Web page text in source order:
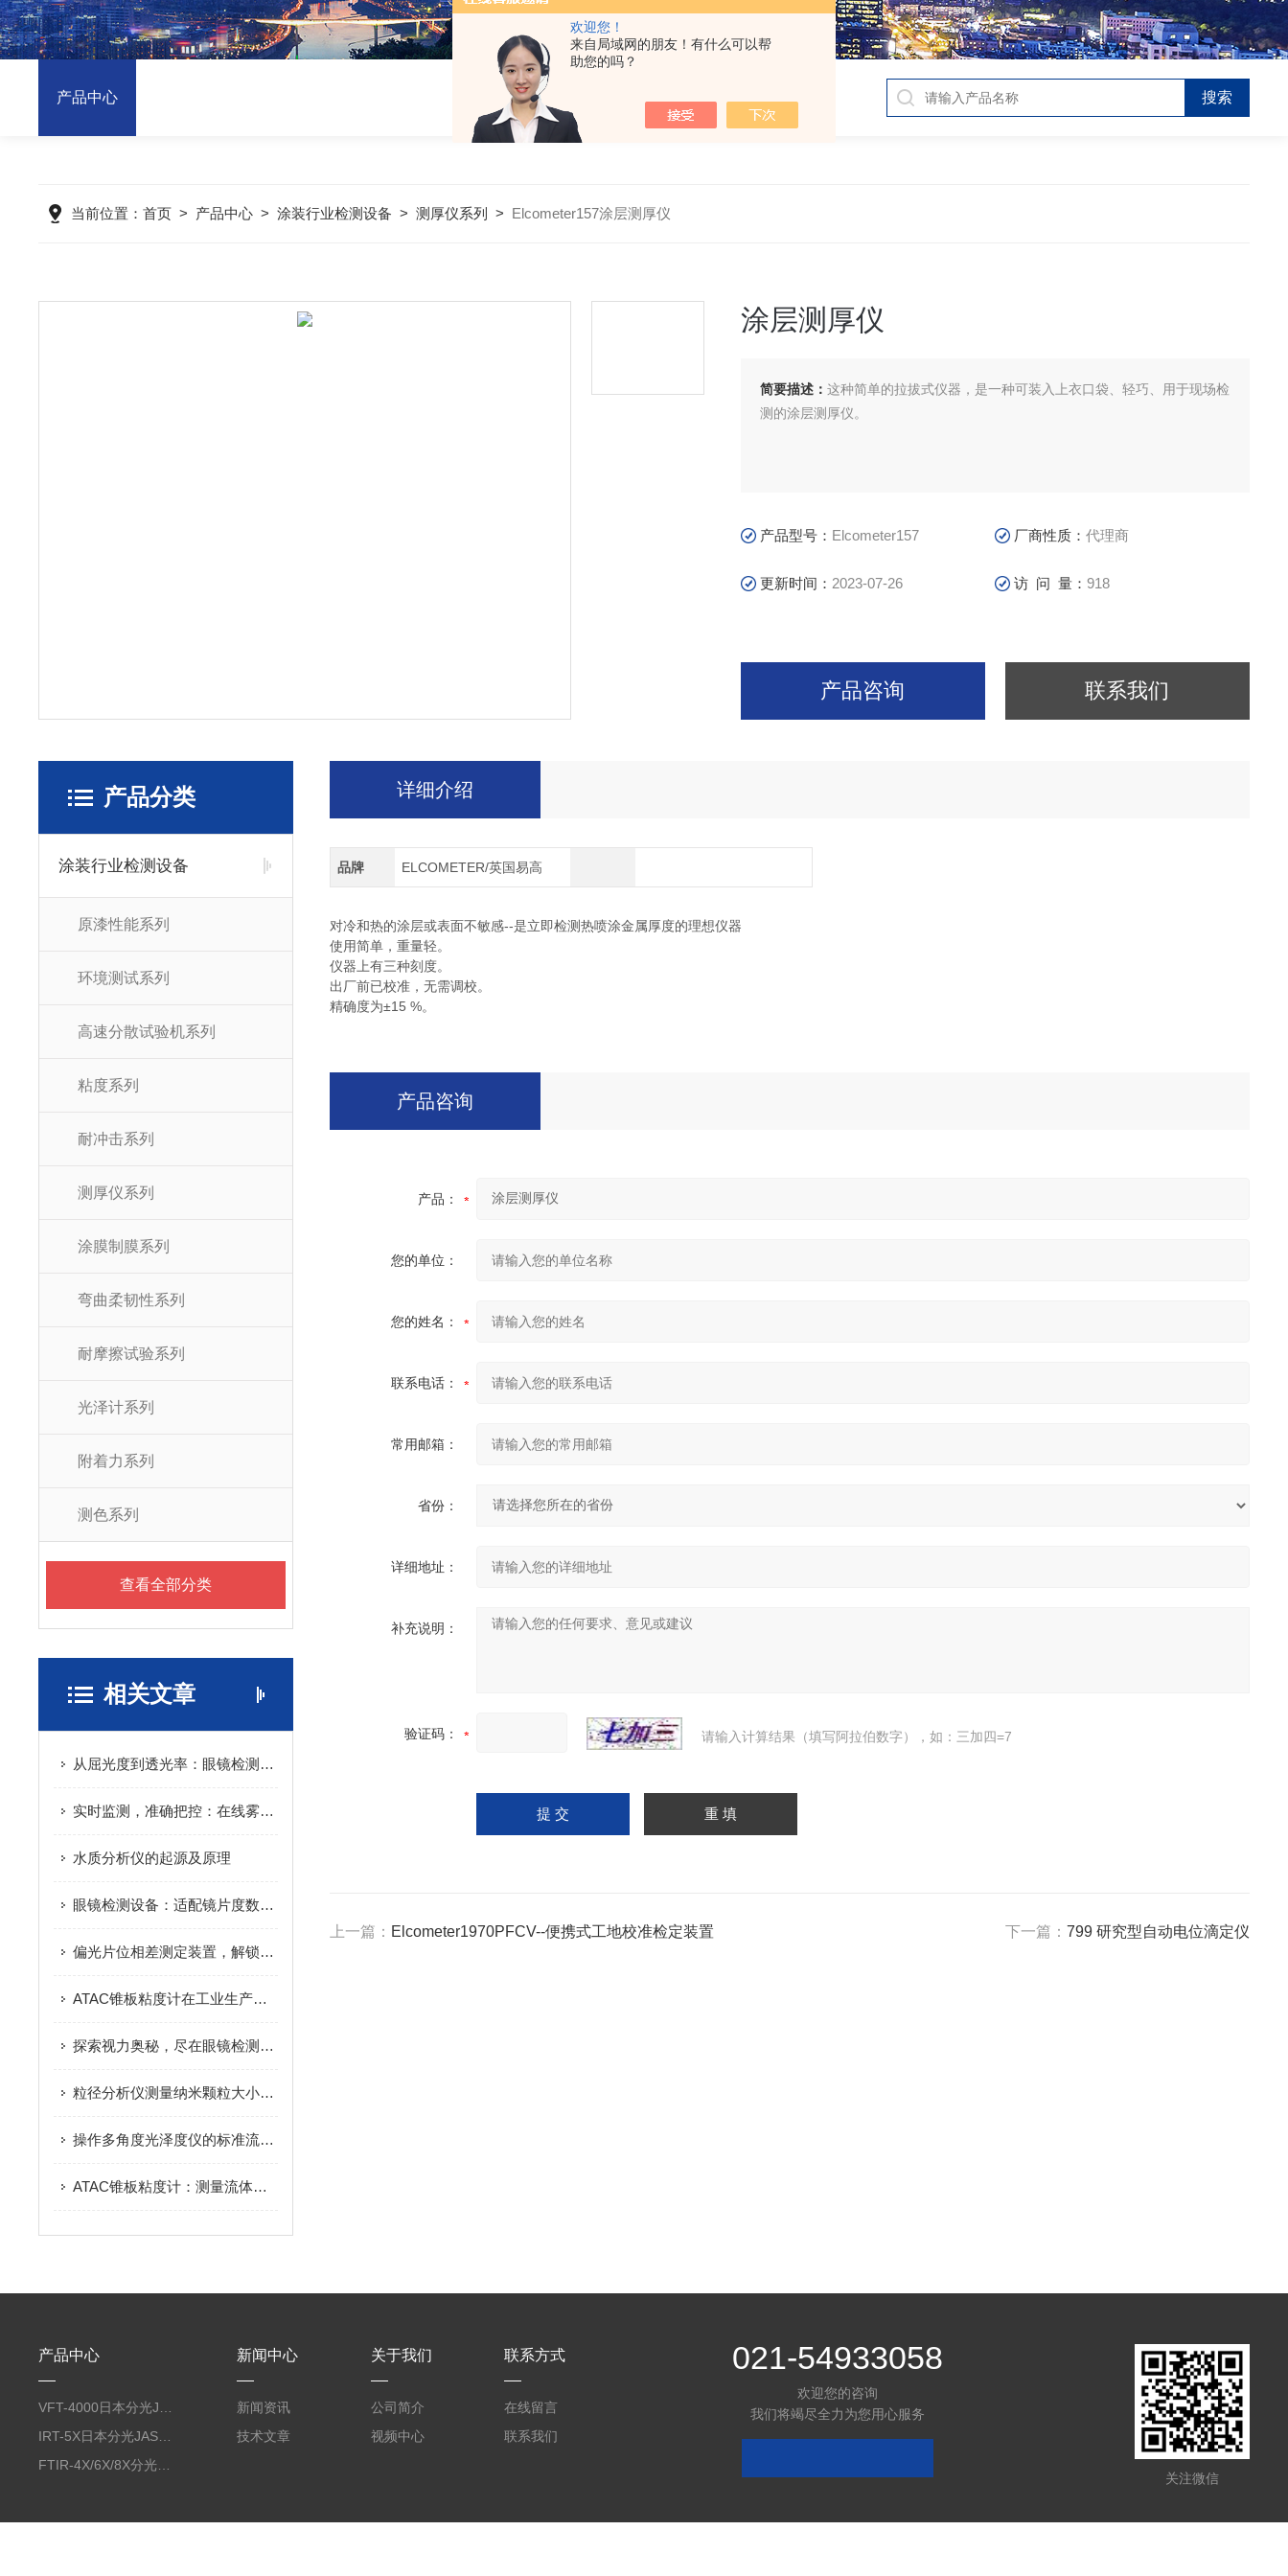
欢迎您！
来自局域网的朋友！有什么可以帮
助您的吗？
产品中心
当前位置：首页 > 产品中心 >涂装行业检测设备 >测厚仪系列 > Elcometer157涂层测厚仪
涂层测厚仪
简要描述：这种简单的拉拔式仪器，是一种可装入上衣口袋、轻巧、用于现场检
测的涂层测厚仪。
产品型号： Elcometer157 厂商性质：代理商
更新时间： 2023-07-26 访 问 量：918
产品咨询 联系我们
产品分类
涂装行业检测设备
原漆性能系列
环境测试系列
高速分散试验机系列
粘度系列
耐冲击系列
测厚仪系列
涂膜制膜系列
弯曲柔韧性系列
耐摩擦试验系列
光泽计系列
附着力系列
测色系列
查看全部分类
相关文章
从屈光度到透光率：眼镜检测设备全参数测量功能与操作规范详解
实时监测，准确把控：在线雾度仪助力透明材料质量控制
水质分析仪的起源及原理
眼镜检测设备：适配镜片度数 / 散光 / 透光率多参数检测
偏光片位相差测定装置，解锁光学性能新奥秘
ATAC锥板粘度计在工业生产中的应用
探索视力奥秘，尽在眼镜检测设备：一键解锁清晰视界秘密
粒径分析仪测量纳米颗粒大小的工具！
操作多角度光泽度仪的标准流程与技巧：确保高光泽和低光泽样品测量准确
ATAC锥板粘度计：测量流体粘度的仪器
详细介绍
品牌 ELCOMETER/英国易高
对冷和热的涂层或表面不敏感--是立即检测热喷涂金属厚度的理想仪器
使用简单，重量轻。
仪器上有三种刻度。
出厂前已校准，无需调校。
精确度为±15 %。
产品咨询
产品：
您的单位：
您的姓名：
联系电话：
常用邮箱：
省份：
详细地址：
补充说明：
验证码： 请输入计算结果（填写阿拉伯数字），如：三加四=7
上一篇： Elcometer1970PFCV--便携式工地校准检定装置 下一篇： 799 研究型自动电位滴定仪
产品中心 新闻中心
新闻资讯
技术文章
关于我们
公司简介
视频中心
联系方式
在线留言
联系我们
021-54933058
欢迎您的咨询
我们将竭尽全力为您用心服务
关注微信